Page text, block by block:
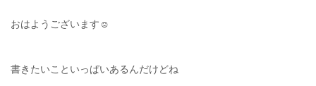
おはようございます☺︎
書きたいこといっぱいあるんだけどね